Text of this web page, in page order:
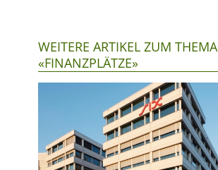
WEITERE ARTIKEL ZUM THEMA
«FINANZPLÄTZE»